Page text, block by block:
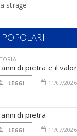
strage
anni di pietra e il
LEGGI 11/07/2026
anni di pietra
LEGGI 11/07/2026